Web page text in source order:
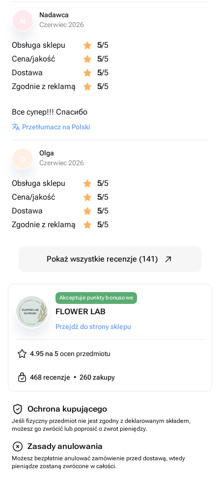
Nadawca
Czerwiec 2026
Obsługa sklepu 5/5
Cena/jakość
5/5
Dostawa
5/5
Zgodnie z reklamą
5/5
Все супер!!! Спасибо
Przetłumacz na Polski
O
Olga
Czerwiec 2026
Obsługa sklepu 5/5
Cena/jakość
5/5
Dostawa
5/5
Zgodnie z reklamą
5/5
Pokaż wszystkie recenzje (141)
Akceptuje punkty bonusowe
FLOWER LAB
Przejdź do strony sklepu
4.95 na 5ocen przedmiotu
468 recenzje • 260zakupy
Ochrona kupującego
Jeśli fizyczny przedmiot nie jest zgodny z deklarowanym składem,
możesz go zwrócić lub poprosić o zwrot pieniędzy.
Zasady anulowania
Możesz bezpłatnie anulować zamówienie przed dostawą, wtedy
pieniądze zostaną zwrócone w całości.